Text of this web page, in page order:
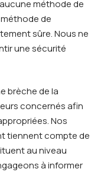
méthode de
de
sûre. Nous ne
une sécurité
brèche de la
concernés afin
Nos
tiennent compte de
au niveau
à informer